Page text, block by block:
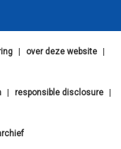
over deze website
responsible disclosure